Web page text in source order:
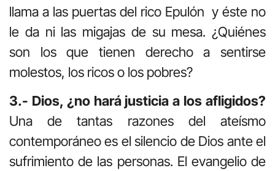
llama a las puertas del rico Epulón y éste no
le da ni las migajas de su mesa. ¿Quiénes
son los que tienen derecho a sentirse
molestos, los ricos o los pobres?
3.- Dios, ¿no hará justicia a los afligidos?
Una de tantas razones del ateísmo
contemporáneo es el silencio de Dios ante el
sufrimiento de las personas. El evangelio de